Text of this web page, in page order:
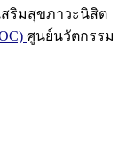
สริมสุขภาวะนิสิต
ศูนย์นวัตกรรม